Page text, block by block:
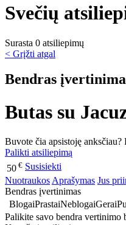
Svečių
Surasta 0 atsiliepimų
< Grįžti atgal
Bendras
Butas su
Buvote čia apsistoję
Palikti atsiliepimą
50 € Susisiekti
Nuotraukos Aprašymas Jus
Bendras įvertinimas
BlogaiPrastaiNeblogaiGerai
Palikite savo bendra vertinimo